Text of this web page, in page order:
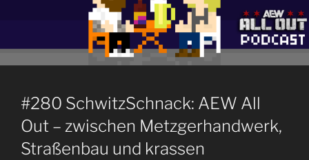
#280 SchwitzSchnack: AEW All
Out – zwischen Metzgerhandwerk,
Straßenbau und krassen